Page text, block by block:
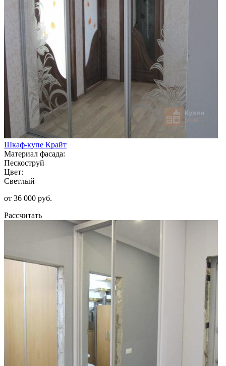
Шкаф-купе Крайт
Материал фасада:
Пескоструй
Цвет:
Светлый
от 36 000 руб.
Рассчитать